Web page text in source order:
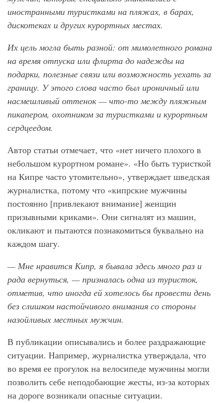
иностранными туристками на пляжах, в барах,
дискотеках и других курортных местах.
Их цель могла быть разной: от мимолетного романа
на время отпуска или флирта до надежды на
подарки, полезные связи или возможность уехать за
границу. У этого слова часто был ироничный или
насмешливый оттенок — что-то между пляжным
пикапером, охотником за туристками и курортным
сердцеедом.
Автор статьи отмечает, что «нет ничего плохого в
небольшом курортном романе». «Но быть туристкой
на Кипре часто утомительно», утверждает шведская
журналистка, потому что «кипрские мужчины
постоянно [привлекают внимание] женщин
призывными криками». Они сигналят из машин,
окликают и пытаются познакомиться буквально на
каждом шагу.
— Мне нравится Кипр, я бывала здесь много раз и
рада вернуться, — призналась одна из туристок,
отметив, что иногда ей хотелось бы провести день
без слишком настойчивого внимания со стороны
назойливых местных мужчин.
В публикации описывались и более раздражающие
ситуации. Например, журналистка утверждала, что
во время ее прогулок на велосипеде мужчины могли
позволить себе неподобающие жесты, из-за которых
на дороге возникали опасные ситуации.